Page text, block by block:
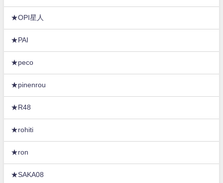
★OPI星人
★PAI
★peco
★pinenrou
★R48
★rohiti
★ron
★SAKA08